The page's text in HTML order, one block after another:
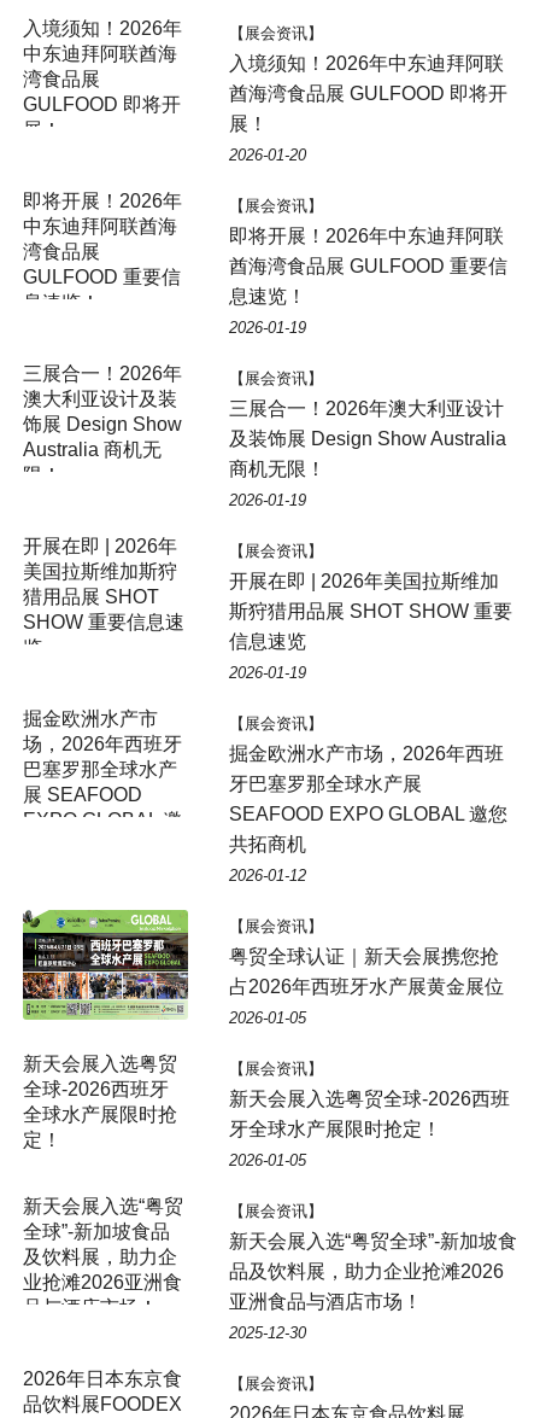
入境须知！2026年
中东迪拜阿联酋海
湾食品展
GULFOOD 即将开
展！
【展会资讯】
入境须知！2026年中东迪拜阿联
酋海湾食品展 GULFOOD 即将开
展！
2026-01-20
即将开展！2026年
中东迪拜阿联酋海
湾食品展
GULFOOD 重要信
息速览！
【展会资讯】
即将开展！2026年中东迪拜阿联
酋海湾食品展 GULFOOD 重要信
息速览！
2026-01-19
三展合一！2026年
澳大利亚设计及装
饰展 Design Show
Australia 商机无
限！
【展会资讯】
三展合一！2026年澳大利亚设计
及装饰展 Design Show Australia
商机无限！
2026-01-19
开展在即 | 2026年
美国拉斯维加斯狩
猎用品展 SHOT
SHOW 重要信息速
览
【展会资讯】
开展在即 | 2026年美国拉斯维加
斯狩猎用品展 SHOT SHOW 重要
信息速览
2026-01-19
掘金欧洲水产市
场，2026年西班牙
巴塞罗那全球水产
展 SEAFOOD
EXPO GLOBAL 邀
【展会资讯】
掘金欧洲水产市场，2026年西班
牙巴塞罗那全球水产展
SEAFOOD EXPO GLOBAL 邀您
共拓商机
2026-01-12
【展会资讯】
粤贸全球认证｜新天会展携您抢
占2026年西班牙水产展黄金展位
2026-01-05
新天会展入选粤贸
全球-2026西班牙
全球水产展限时抢
定！
【展会资讯】
新天会展入选粤贸全球-2026西班
牙全球水产展限时抢定！
2026-01-05
新天会展入选“粤贸
全球”-新加坡食品
及饮料展，助力企
业抢滩2026亚洲食
品与酒店市场！
【展会资讯】
新天会展入选“粤贸全球”-新加坡食
品及饮料展，助力企业抢滩2026
亚洲食品与酒店市场！
2025-12-30
2026年日本东京食
品饮料展FOODEX
【展会资讯】
2026年日本东京食品饮料展